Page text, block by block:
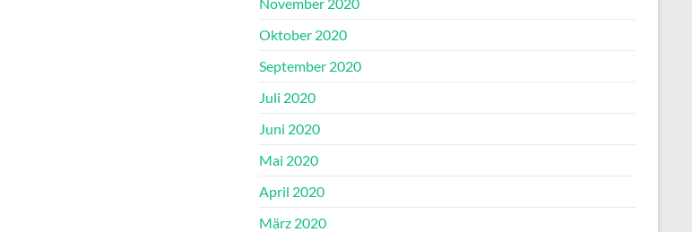
Oktober 2020
September 2020
Juli 2020
Juni 2020
Mai 2020
April 2020
März 2020